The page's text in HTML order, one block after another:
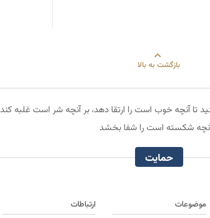
بازگشت به بالا
تا آنچه خوب است را ارتقا دهد، بر آنچه شر است غلبه کند
شکسته است را شفا بخشد
حمایت